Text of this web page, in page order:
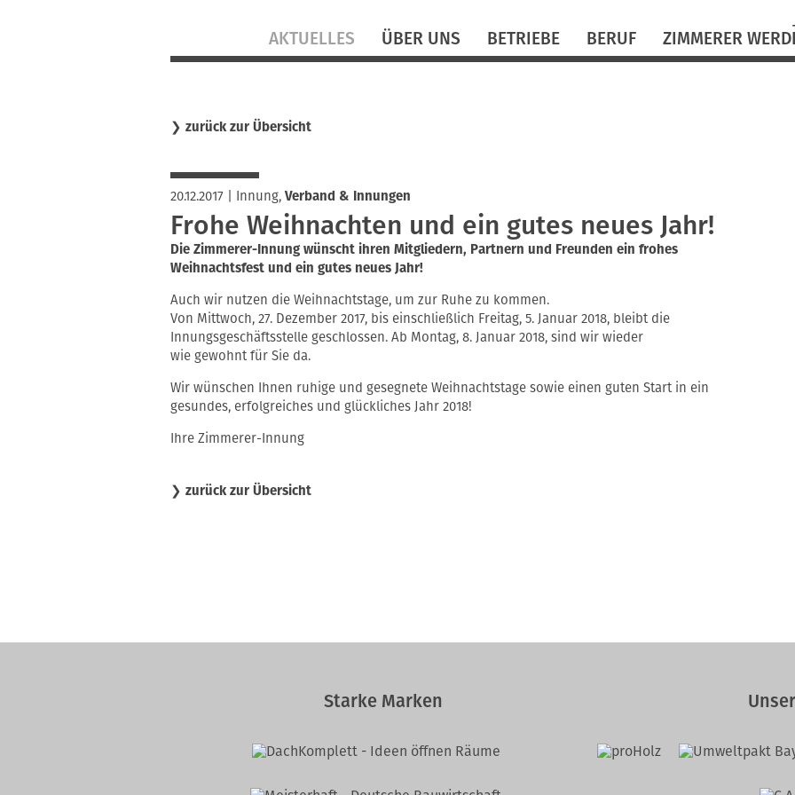
überspringen
AKTUELLES ÜBER UNS BETRIEBE BERUF ZIMMERER
❯ zurück zur Übersicht
20.12.2017| Innung, Verband & Innungen
Frohe Weihnachten und ein gutes neues Jahr!
Die Zimmerer-Innung wünscht ihren Mitgliedern, Partnern und Freunden ein frohes
Weihnachtsfest und ein gutes neues Jahr!
Auch wir nutzen die Weihnachtstage, um zur Ruhe zu kommen.
Von Mittwoch, 27. Dezember 2017, bis einschließlich Freitag, 5. Januar 2018, bleibt die
Innungsgeschäftsstelle geschlossen. Ab Montag, 8. Januar 2018, sind wir wieder
wie gewohnt für Sie da.
Wir wünschen Ihnen ruhige und gesegnete Weihnachtstage sowie einen guten Start in ein
gesundes, erfolgreiches und glückliches Jahr 2018!
Ihre Zimmerer-Innung
❯ zurück zur Übersicht
Starke Marken